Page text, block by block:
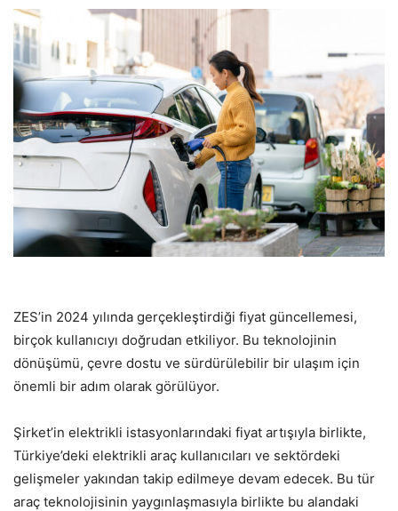
ZES’in 2024 yılında gerçekleştirdiği fiyat güncellemesi,
birçok kullanıcıyı doğrudan etkiliyor. Bu teknolojinin
dönüşümü, çevre dostu ve sürdürülebilir bir ulaşım için
önemli bir adım olarak görülüyor.
Şirket’in elektrikli istasyonlarındaki fiyat artışıyla birlikte,
Türkiye’deki elektrikli araç kullanıcıları ve sektördeki
gelişmeler yakından takip edilmeye devam edecek. Bu tür
araç teknolojisinin yaygınlaşmasıyla birlikte bu alandaki